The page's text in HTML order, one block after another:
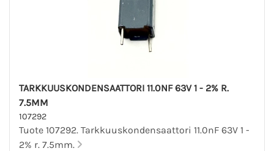
TARKKUUSKONDENSAATTORI 11.0NF 63V 1 - 2% R.
7.5MM
107292
Tuote 107292. Tarkkuuskondensaattori 11.0nF 63V 1 -
2% r. 7.5mm.